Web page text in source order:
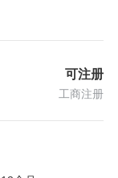
可注册
工商注册